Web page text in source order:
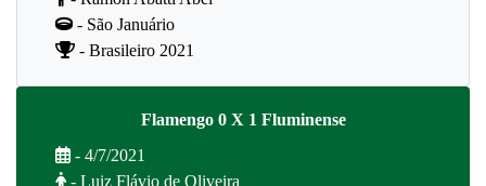
- São Januário
- Brasileiro 2021
Flamengo 0 X 1 Fluminense
- 4/7/2021
- Luiz Flávio de Oliveira